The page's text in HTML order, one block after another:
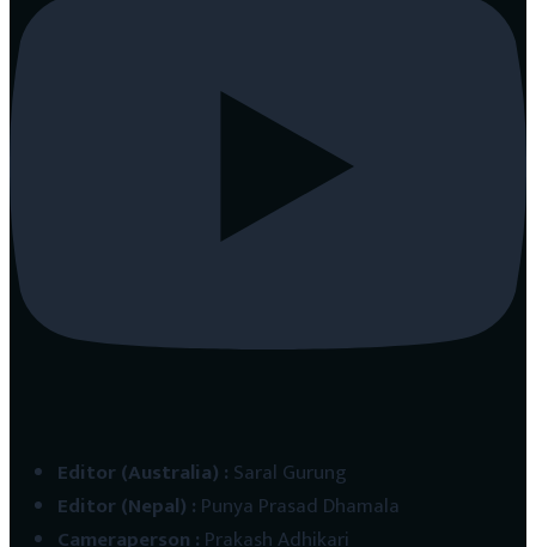
Editor (Australia) : Saral Gurung
Editor (Nepal) : Punya Prasad Dhamala
Cameraperson : Prakash Adhikari